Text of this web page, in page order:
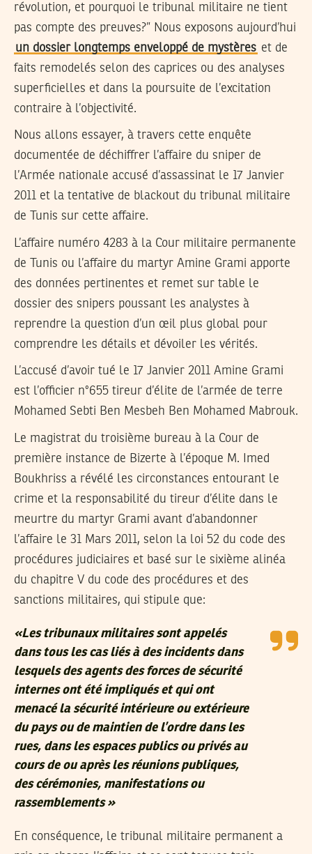
révolution, et pourquoi le tribunal militaire ne tient
pas compte des preuves?” Nous exposons aujourd’hui
un dossier longtemps enveloppé de mystères et de
faits remodelés selon des caprices ou des analyses
superficielles et dans la poursuite de l’excitation
contraire à l’objectivité.
Nous allons essayer, à travers cette enquête
documentée de déchiffrer l’affaire du sniper de
l’Armée nationale accusé d’assassinat le 17 Janvier
2011 et la tentative de blackout du tribunal militaire
de Tunis sur cette affaire.
L’affaire numéro 4283 à la Cour militaire permanente
de Tunis ou l’affaire du martyr Amine Grami apporte
des données pertinentes et remet sur table le
dossier des snipers poussant les analystes à
reprendre la question d’un œil plus global pour
comprendre les détails et dévoiler les vérités.
L’accusé d’avoir tué le 17 Janvier 2011 Amine Grami
est l’officier n°655 tireur d’élite de l’armée de terre
Mohamed Sebti Ben Mesbeh Ben Mohamed Mabrouk.
Le magistrat du troisième bureau à la Cour de
première instance de Bizerte à l’époque M. Imed
Boukhriss a révélé les circonstances entourant le
crime et la responsabilité du tireur d’élite dans le
meurtre du martyr Grami avant d’abandonner
l’affaire le 31 Mars 2011, selon la loi 52 du code des
procédures judiciaires et basé sur le sixième alinéa
du chapitre V du code des procédures et des
sanctions militaires, qui stipule que:
«Les tribunaux militaires sont appelés
dans tous les cas liés à des incidents dans
lesquels des agents des forces de sécurité
internes ont été impliqués et qui ont
menacé la sécurité intérieure ou extérieure
du pays ou de maintien de l’ordre dans les
rues, dans les espaces publics ou privés au
cours de ou après les réunions publiques,
des cérémonies, manifestations ou
rassemblements »
En conséquence, le tribunal militaire permanent a